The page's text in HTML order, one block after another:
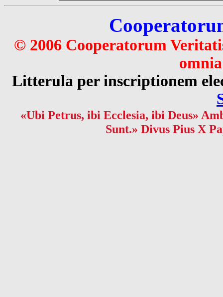
© 2006 Cooperatorum
Litterula per inscriptionem
«Ubi Petrus, ibi Ecclesia, ibi Deus»
Sunt.» Divus Pius X